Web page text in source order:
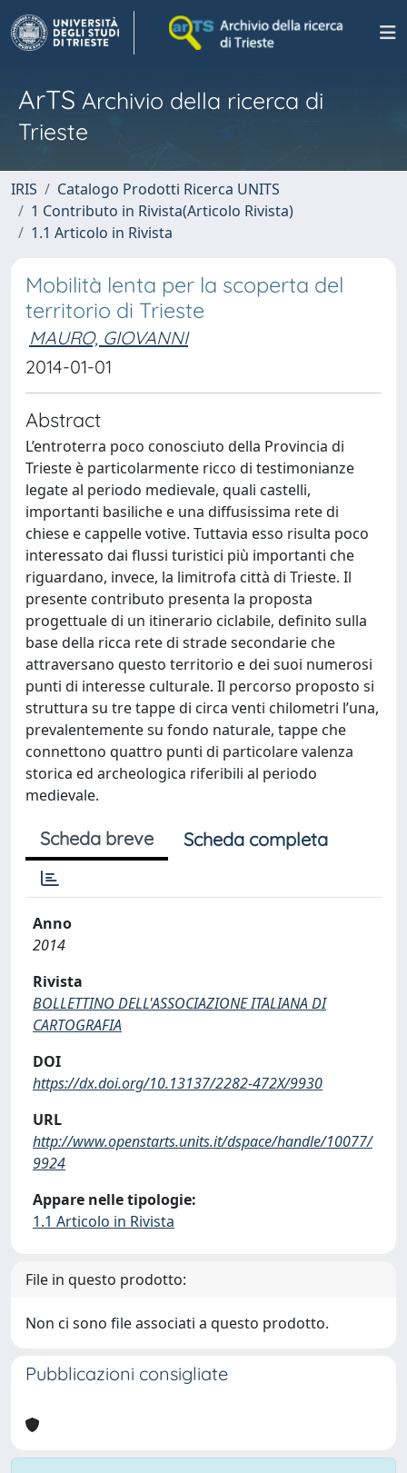
ArTS Archivio della ricerca di
Trieste
IRIS
Catalogo Prodotti Ricerca UNITS
1 Contributo in Rivista(Articolo Rivista)
1.1 Articolo in Rivista
Mobilità lenta per la scoperta del
territorio di Trieste
MAURO, GIOVANNI
2014-01-01
Abstract
L’entroterra poco conosciuto della Provincia di
Trieste è particolarmente ricco di testimonianze
legate al periodo medievale, quali castelli,
importanti basiliche e una diffusissima rete di
chiese e cappelle votive. Tuttavia esso risulta poco
interessato dai flussi turistici più importanti che
riguardano, invece, la limitrofa città di Trieste. Il
presente contributo presenta la proposta
progettuale di un itinerario ciclabile, definito sulla
base della ricca rete di strade secondarie che
attraversano questo territorio e dei suoi numerosi
punti di interesse culturale. Il percorso proposto si
struttura su tre tappe di circa venti chilometri l’una,
prevalentemente su fondo naturale, tappe che
connettono quattro punti di particolare valenza
storica ed archeologica riferibili al periodo
medievale.
Scheda breve Scheda completa
Anno
2014
Rivista
BOLLETTINO DELL'ASSOCIAZIONE ITALIANA DI
CARTOGRAFIA
DOI
https://dx.doi.org/10.13137/2282-472X/9930
URL
http://www.openstarts.units.it/dspace/handle/10077/
9924
Appare nelle tipologie:
1.1 Articolo in Rivista
File in questo prodotto:
Non ci sono file associati a questo prodotto.
Pubblicazioni consigliate